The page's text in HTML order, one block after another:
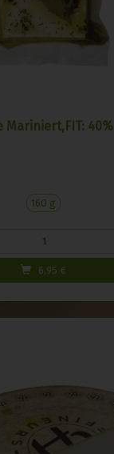
Mariniert,FIT: 40%
160 g
6,95 €